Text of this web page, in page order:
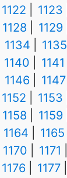
1122 1123
1128 1129
1134 1135
1140 1141
1146 1147
1152 1153
1158 1159
1164 1165
1170 1171
1176 1177